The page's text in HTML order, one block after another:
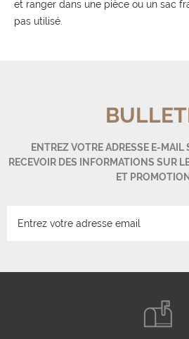
et ranger dans une pièce ou un sac
pas utilisé.
ENTREZ VOTRE ADRESSE E-
RECEVOIR DES INFORMATIONS SUR
ET